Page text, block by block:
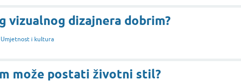
vizualnog dizajnera dobrim?
Umjetnost i kultura
može postati životni stil?